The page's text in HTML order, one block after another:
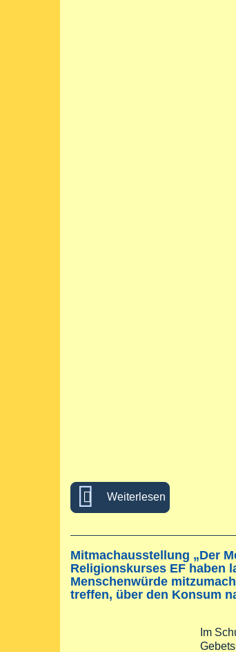
Weiterlesen
Mitmachausstellung „Der
Religionskurses EF haben
Menschenwürde
treffen, über den Konsum
Im